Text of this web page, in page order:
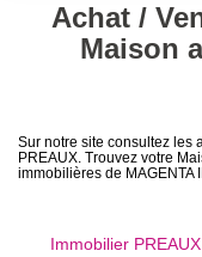
Sélectionnez...
Type de bien
Créer une
Achat /
Maison
Sur notre site consultez les
PREAUX. Trouvez votre
immobilières de MAGENTA
Immobilier PREAUX